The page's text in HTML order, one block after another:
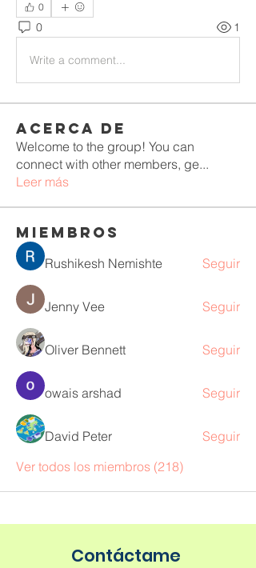
0
0 1
Write a comment...
Acerca de
Welcome to the group! You can
connect with other members, ge...
Leer más
Miembros
Rushikesh Nemishte Seguir
Jenny Vee Seguir
Oliver Bennett Seguir
owais arshad Seguir
David Peter
Seguir
Ver todos los miembros (218)
Contáctame